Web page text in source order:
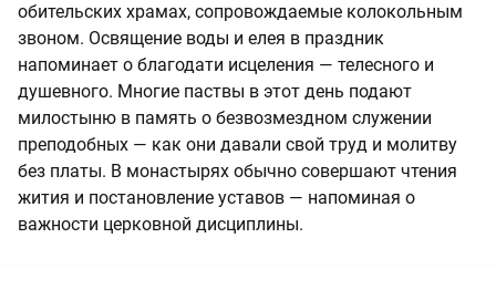
обительских храмах, сопровождаемые колокольным
звоном. Освящение воды и елея в праздник
напоминает о благодати исцеления — телесного и
душевного. Многие паствы в этот день подают
милостыню в память о безвозмездном служении
преподобных — как они давали свой труд и молитву
без платы. В монастырях обычно совершают чтения
жития и постановление уставов — напоминая о
важности церковной дисциплины.